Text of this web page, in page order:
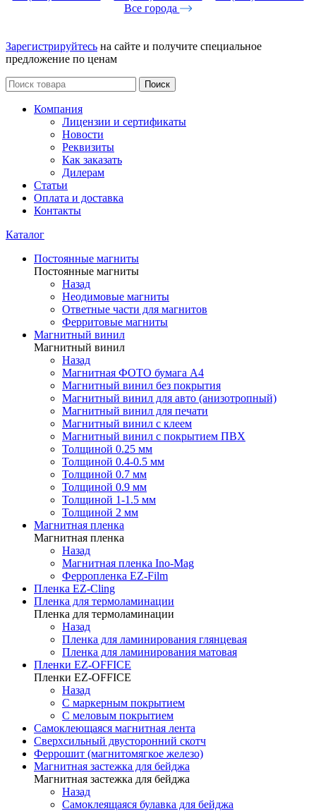
Все города
Зарегистрируйтесь на сайте и получите специальное
предложение по ценам
Поиск
Компания
Лицензии и сертификаты
Новости
Реквизиты
Как заказать
Дилерам
Статьи
Оплата и доставка
Контакты
Каталог
Постоянные магниты
Постоянные магниты
Назад
Неодимовые магниты
Ответные части для магнитов
Ферритовые магниты
Магнитный винил
Магнитный винил
Назад
Магнитная ФОТО бумага А4
Магнитный винил без покрытия
Магнитный винил для авто (анизотропный)
Магнитный винил для печати
Магнитный винил с клеем
Магнитный винил с покрытием ПВХ
Толщиной 0.25 мм
Толщиной 0.4-0.5 мм
Толщиной 0.7 мм
Толщиной 0.9 мм
Толщиной 1-1.5 мм
Толщиной 2 мм
Магнитная пленка
Магнитная пленка
Назад
Магнитная пленка Ino-Mag
Ферропленка EZ-Film
Пленка EZ-Cling
Пленка для термоламинации
Пленка для термоламинации
Назад
Пленка для ламинирования глянцевая
Пленка для ламинирования матовая
Пленки EZ-OFFICE
Пленки EZ-OFFICE
Назад
С маркерным покрытием
С меловым покрытием
Самоклеющаяся магнитная лента
Сверхсильный двусторонний скотч
Феррошит (магнитомягкое железо)
Магнитная застежка для бейджа
Магнитная застежка для бейджа
Назад
Самоклеящаяся булавка для бейджа